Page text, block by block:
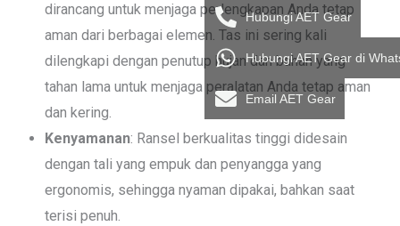
dirancang untuk menjaga perlengkapan Anda tetap
aman dari berbagai elemen. Tas ini sering kali
dilengkapi dengan penutup hujan dan bahan yang
tahan lama untuk menjaga peralatan Anda tetap aman
dan kering.
Kenyamanan: Ransel berkualitas tinggi didesain
dengan tali yang empuk dan penyangga yang
ergonomis, sehingga nyaman dipakai, bahkan saat
terisi penuh.
Hubungi AET Gear
Hubungi AET Gear di
Email AET Gear